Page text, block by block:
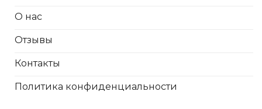
О нас
Отзывы
Контакты
Политика конфиденциальности